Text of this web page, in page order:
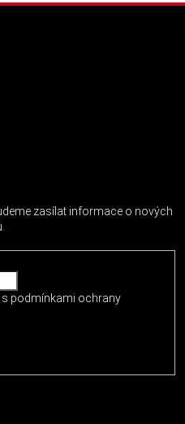
zasílat informace o nových
podmínkami ochrany